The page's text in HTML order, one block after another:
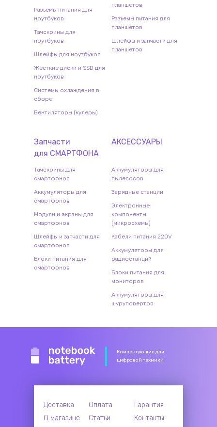
Разъемы питания для
ноутбуков
Тачскрины для
ноутбуков
Шлейфы для ноутбуков
Жесткие диски и SSD для
ноутбуков
Системы охлаждения в
сборе
Вентиляторы (кулеры)
планшетов
Разъемы питания для
планшетов
Шлейфы и запчасти для
планшетов
Запчасти
для СМАРТФОНА
Тачскрины для
смартфонов
Аккумуляторы для
смартфонов
Модули и экраны для
смартфонов
Шлейфы и запчасти для
смартфонов
Блоки питания для
смартфонов
АКСЕССУАРЫ
Аккумуляторы для
пылесосов
Зарядные станции
Электронные
компоненты
(микросхемы)
Кабели питания 220V
Аккумуляторы для
радиостанций
Блоки питания для
мониторов
Аккумуляторы для
шуруповертов
Комлектующие для
цифровой техники
Доставка Оплата
Гарантия
О магазине
Статьи Контакты